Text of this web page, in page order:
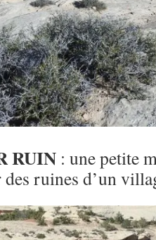
RUIN : une petite
ruines d’un